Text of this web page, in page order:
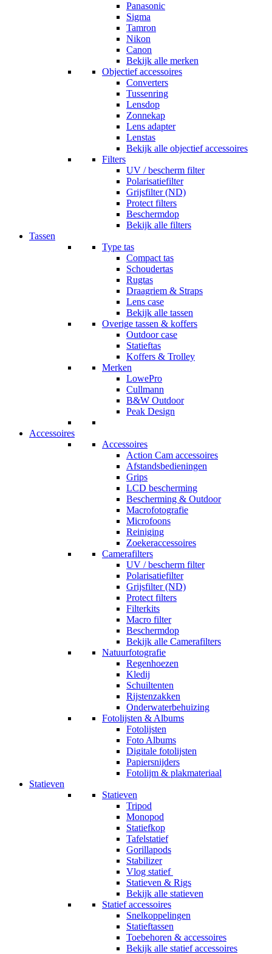
Panasonic
Sigma
Tamron
Nikon
Canon
Bekijk alle merken
Objectief accessoires
Converters
Tussenring
Lensdop
Zonnekap
Lens adapter
Lenstas
Bekijk alle objectief accessoires
Filters
UV / bescherm filter
Polarisatiefilter
Grijsfilter (ND)
Protect filters
Beschermdop
Bekijk alle filters
Tassen
Type tas
Compact tas
Schoudertas
Rugtas
Draagriem & Straps
Lens case
Bekijk alle tassen
Overige tassen & koffers
Outdoor case
Statieftas
Koffers & Trolley
Merken
LowePro
Cullmann
B&W Outdoor
Peak Design
Accessoires
Accessoires
Action Cam accessoires
Afstandsbedieningen
Grips
LCD bescherming
Bescherming & Outdoor
Macrofotografie
Microfoons
Reiniging
Zoekeraccessoires
Camerafilters
UV / bescherm filter
Polarisatiefilter
Grijsfilter (ND)
Protect filters
Filterkits
Macro filter
Beschermdop
Bekijk alle Camerafilters
Natuurfotografie
Regenhoezen
Kledij
Schuiltenten
Rijstenzakken
Onderwaterbehuizing
Fotolijsten & Albums
Fotolijsten
Foto Albums
Digitale fotolijsten
Papiersnijders
Fotolijm & plakmateriaal
Statieven
Statieven
Tripod
Monopod
Statiefkop
Tafelstatief
Gorillapods
Stabilizer
Vlog statief
Statieven & Rigs
Bekijk alle statieven
Statief accessoires
Snelkoppelingen
Statieftassen
Toebehoren & accessoires
Bekijk alle statief accessoires